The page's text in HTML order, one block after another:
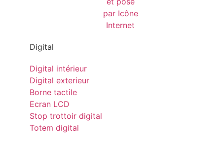
Digital
Digital intérieur
Digital exterieur
Borne tactile
Ecran LCD
Stop trottoir digital
Totem digital